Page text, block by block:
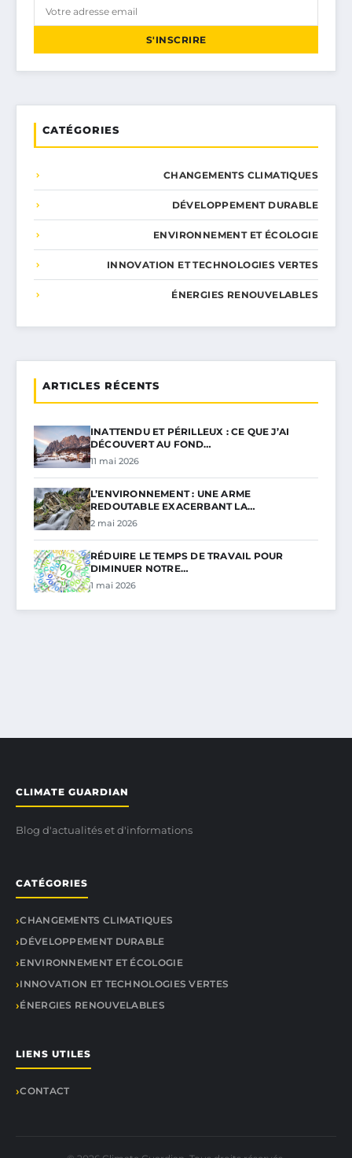
S'INSCRIRE
CATÉGORIES
CHANGEMENTS CLIMATIQUES
DÉVELOPPEMENT DURABLE
ENVIRONNEMENT ET ÉCOLOGIE
INNOVATION ET TECHNOLOGIES VERTES
ÉNERGIES RENOUVELABLES
ARTICLES RÉCENTS
INATTENDU ET PÉRILLEUX : CE QUE J’AI
DÉCOUVERT AU FOND…
11 mai 2026
L’ENVIRONNEMENT : UNE ARME
REDOUTABLE EXACERBANT LA…
2 mai 2026
RÉDUIRE LE TEMPS DE TRAVAIL POUR
DIMINUER NOTRE…
1 mai 2026
CLIMATE GUARDIAN
Blog d'actualités et d'informations
CATÉGORIES
CHANGEMENTS CLIMATIQUES
DÉVELOPPEMENT DURABLE
ENVIRONNEMENT ET ÉCOLOGIE
INNOVATION ET TECHNOLOGIES VERTES
ÉNERGIES RENOUVELABLES
LIENS UTILES
CONTACT